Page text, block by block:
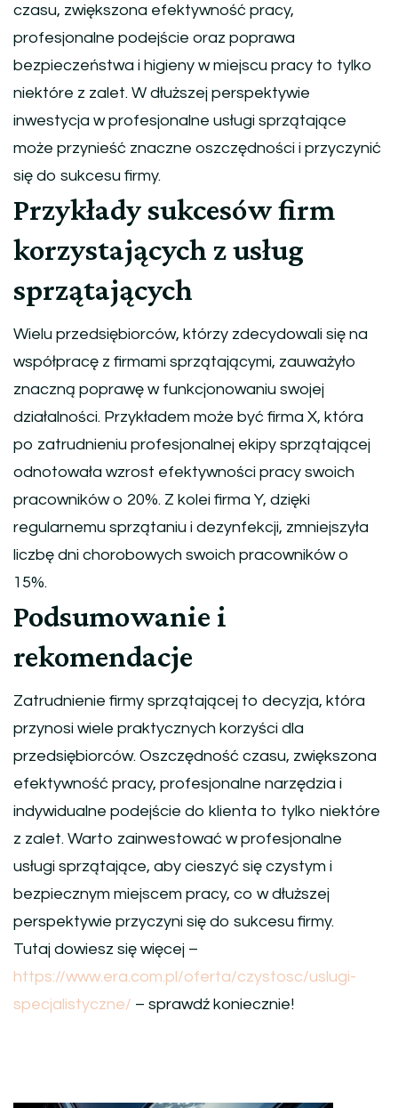
czasu, zwiększona efektywność pracy,
profesjonalne podejście oraz poprawa
bezpieczeństwa i higieny w miejscu pracy to tylko
niektóre z zalet. W dłuższej perspektywie
inwestycja w profesjonalne usługi sprzątające
może przynieść znaczne oszczędności i przyczynić
się do sukcesu firmy.
Przykłady sukcesów firm
korzystających z usług
sprzątających
Wielu przedsiębiorców, którzy zdecydowali się na
współpracę z firmami sprzątającymi, zauważyło
znaczną poprawę w funkcjonowaniu swojej
działalności. Przykładem może być firma X, która
po zatrudnieniu profesjonalnej ekipy sprzątającej
odnotowała wzrost efektywności pracy swoich
pracowników o 20%. Z kolei firma Y, dzięki
regularnemu sprzątaniu i dezynfekcji, zmniejszyła
liczbę dni chorobowych swoich pracowników o
15%.
Podsumowanie i
rekomendacje
Zatrudnienie firmy sprzątającej to decyzja, która
przynosi wiele praktycznych korzyści dla
przedsiębiorców. Oszczędność czasu, zwiększona
efektywność pracy, profesjonalne narzędzia i
indywidualne podejście do klienta to tylko niektóre
z zalet. Warto zainwestować w profesjonalne
usługi sprzątające, aby cieszyć się czystym i
bezpiecznym miejscem pracy, co w dłuższej
perspektywie przyczyni się do sukcesu firmy.
Tutaj dowiesz się więcej –
https://www.era.com.pl/oferta/czystosc/uslugi-
specjalistyczne/ – sprawdź koniecznie!